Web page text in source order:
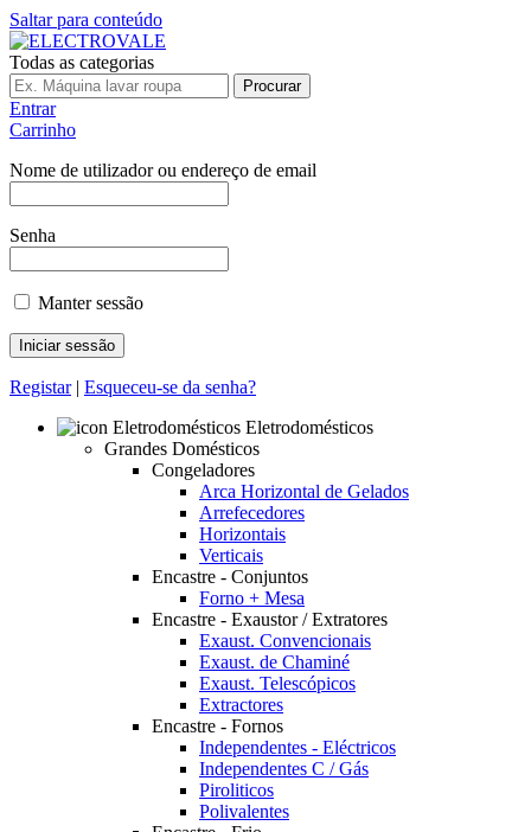
Saltar para conteúdo
Todas as categorias
Procurar
Entrar
Carrinho
Nome de utilizador ou endereço de email
Senha
Manter sessão
Registar| Esqueceu-se da senha?
Eletrodomésticos
Grandes Domésticos
Congeladores
Arca Horizontal de Gelados
Arrefecedores
Horizontais
Verticais
Encastre - Conjuntos
Forno + Mesa
Encastre - Exaustor / Extratores
Exaust. Convencionais
Exaust. de Chaminé
Exaust. Telescópicos
Extractores
Encastre - Fornos
Independentes - Eléctricos
Independentes C / Gás
Piroliticos
Polivalentes